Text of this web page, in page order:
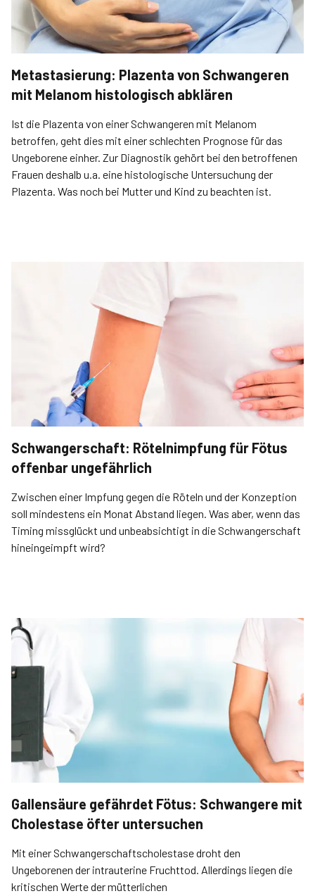
Metastasierung: Plazenta von Schwangeren
mit Melanom histologisch abklären
Ist die Plazenta von einer Schwangeren mit Melanom
betroffen, geht dies mit einer schlechten Prognose für das
Ungeborene einher. Zur Diagnostik gehört bei den betroffenen
Frauen deshalb u.a. eine histologische Untersuchung der
Plazenta. Was noch bei Mutter und Kind zu beachten ist.
Schwangerschaft: Rötelnimpfung für Fötus
offenbar ungefährlich
Zwischen einer Impfung gegen die Röteln und der Konzeption
soll mindestens ein Monat Abstand liegen. Was aber, wenn das
Timing missglückt und unbeabsichtigt in die Schwangerschaft
hineingeimpft wird?
Gallensäure gefährdet Fötus: Schwangere mit
Cholestase öfter untersuchen
Mit einer Schwangerschaftscholestase droht den
Ungeborenen der intrauterine Fruchttod. Allerdings liegen die
kritischen Werte der mütterlichen